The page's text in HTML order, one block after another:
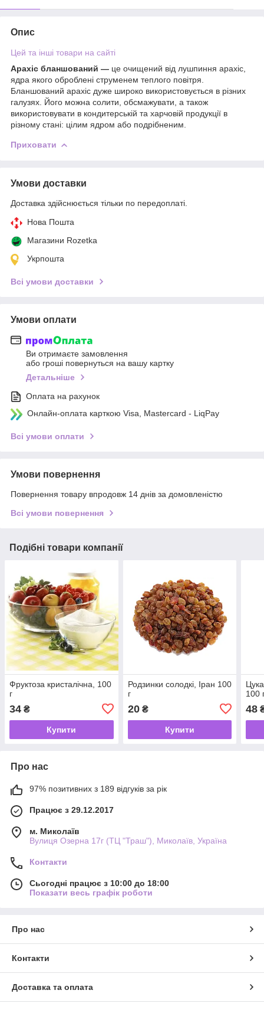
Опис
Цей та інші товари на сайті
Арахіс бланшований — це очищений від лушпиння арахіс,
ядра якого оброблені струменем теплого повітря.
Бланшований арахіс дуже широко використовується в різних
галузях. Його можна солити, обсмажувати, а також
використовувати в кондитерській та харчовій продукції в
різному стані: цілим ядром або подрібненим.
Приховати
Умови доставки
Доставка здійснюється тільки по передоплаті.
Нова Пошта
Магазини Rozetka
Укрпошта
Всі умови доставки
Умови оплати
Ви отримаєте замовлення
або гроші повернуться на вашу картку
Детальніше
Оплата на рахунок
Онлайн-оплата карткою Visa, Mastercard - LiqPay
Всі умови оплати
Умови повернення
Повернення товару впродовж 14 днів за домовленістю
Всі умови повернення
Подібні товари компанії
Фруктоза кристалічна, 100
г
34 ₴
Купити
Родзинки солодкі, Іран 100
г
20₴
Купити
100
48
Про нас
97% позитивних з 189 відгуків за рік
Працює з 29.12.2017
м. Миколаїв
Вулиця Озерна 17г (ТЦ "Траш"), Миколаїв, Україна
Контакти
Сьогодні працює з 10:00 до 18:00
Показати весь графік роботи
Про нас
Контакти
Доставка та оплата